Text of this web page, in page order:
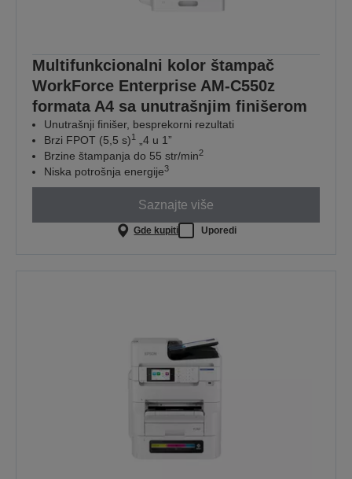
Multifunkcionalni kolor štampač
WorkForce Enterprise AM-C550z
formata A4 sa unutrašnjim finišerom
Unutrašnji finišer, besprekorni rezultati
Brzi FPOT (5,5 s)1 „4 u 1”
Brzine štampanja do 55 str/min2
Niska potrošnja energije3
Saznajte više
Gde kupiti Uporedi